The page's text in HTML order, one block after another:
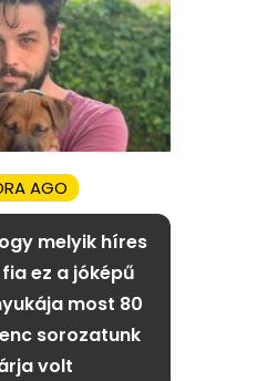
AGO
melyik híres
ez a jóképű
most 80
sorozatunk
volt